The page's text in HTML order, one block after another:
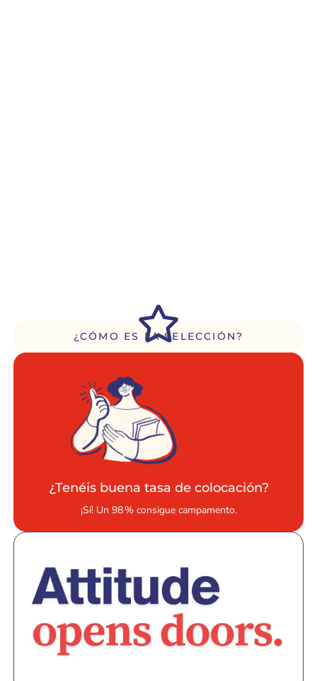
¿CÓMO ES LA SELECCIÓN?
¿Tenéis buena tasa de colocación?
¡Sí! Un 98 % consigue campamento.